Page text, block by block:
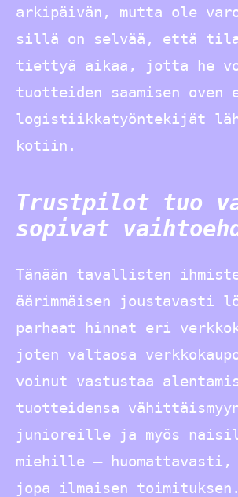
arkipäivän, mutta ole
sillä on selvää, että
tiettyä aikaa, jotta he
tuotteiden saamisen oven
logistiikkatyöntekijät
kotiin.
Trustpilot tuo
sopivat
Tänään tavallisten
äärimmäisen joustavasti
parhaat hinnat eri
joten valtaosa
voinut vastustaa
tuotteidensa
junioreille ja myös
miehille –
jopa ilmaisen toimituksen.